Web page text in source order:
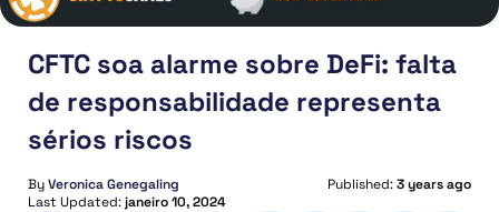
CFTC soa alarme sobre DeFi: falta
de responsabilidade representa
sérios riscos
ByVeronica Genegaling Published:3 years ago
Last Updated:janeiro 10, 2024